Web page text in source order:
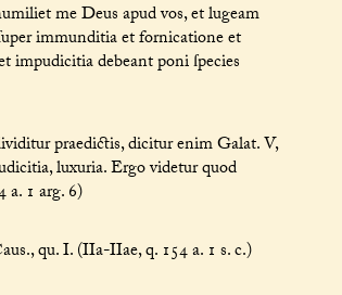
me Deus apud vos, et lugeam
immunditia et fornicatione et
impudicitia debeant poni ſpecies
praedictis, dicitur enim Galat. V,
luxuria. Ergo videtur quod
a. 1 arg. 6)
qu. I. (IIa-IIae, q. 154 a. 1 s. c.)